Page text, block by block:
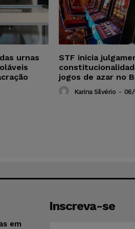
urnas
STF inicia
jogos de azar no
Karina Silvério -
em
Inscreva-se